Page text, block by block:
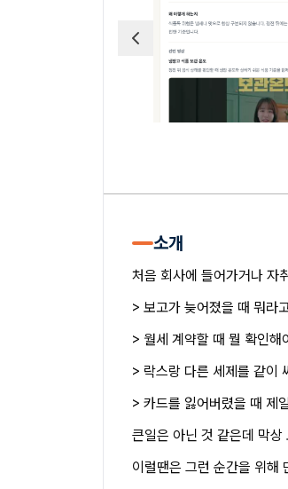
소개
처음 회사에 들어가거나 자
> 보고가 늦어졌을 때 뭐라
> 월세 계약할 때 뭘 확인해
> 락스랑 다른 세제를 같이
> 카드를 잃어버렸을 때 제
큰일은 아닌 것 같은데 막
이럴땐은 그런 순간을 위해